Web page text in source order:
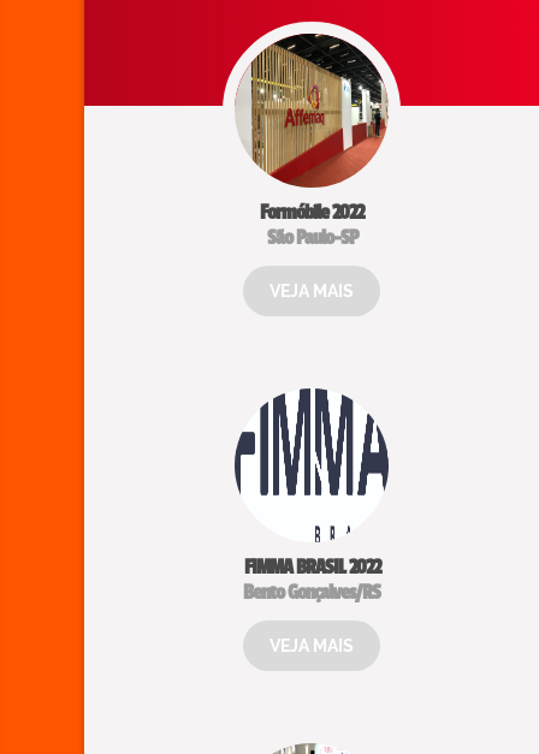
Formóbile 2022
São Paulo-SP
VEJA MAIS
FIMMA BRASIL 2022
Bento Gonçalves/RS
VEJA MAIS